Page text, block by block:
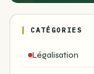
CATÉGORIES
Légalisation